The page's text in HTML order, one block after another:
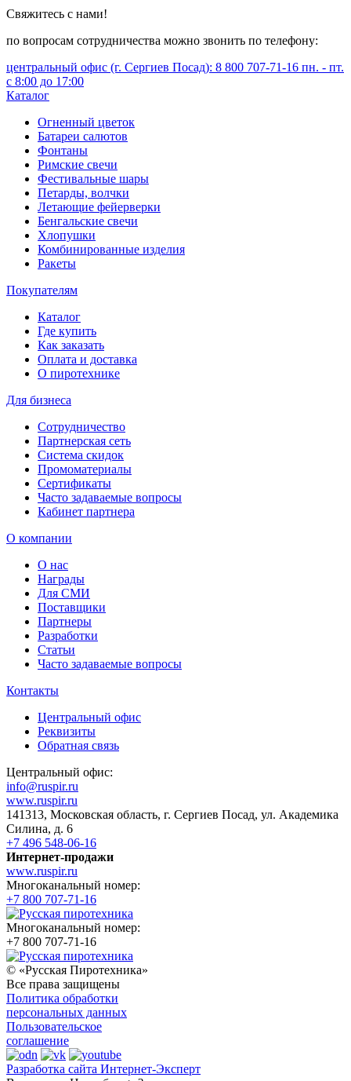
Свяжитесь с нами!
по вопросам сотрудничества можно звонить по телефону:
центральный офис (г. Сергиев Посад): 8 800 707-71-16 пн. - пт.
с 8:00 до 17:00
Каталог
Огненный цветок
Батареи салютов
Фонтаны
Римские свечи
Фестивальные шары
Петарды, волчки
Летающие фейерверки
Бенгальские свечи
Хлопушки
Комбинированные изделия
Ракеты
Покупателям
Каталог
Где купить
Как заказать
Оплата и доставка
О пиротехнике
Для бизнеса
Сотрудничество
Партнерская сеть
Система скидок
Промоматериалы
Сертификаты
Часто задаваемые вопросы
Кабинет партнера
О компании
О нас
Награды
Для СМИ
Поставщики
Партнеры
Разработки
Статьи
Часто задаваемые вопросы
Контакты
Центральный офис
Реквизиты
Обратная связь
Центральный офис:
info@ruspir.ru
www.ruspir.ru
141313, Московская область, г. Сергиев Посад, ул. Академика
Силина, д. 6
+7 496 548-06-16
Интернет-продажи
www.ruspir.ru
Многоканальный номер:
+7 800 707-71-16
Многоканальный номер:
+7 800 707-71-16
© «Русская Пиротехника»
Все права защищены
Политика обработки
персональных данных
Пользовательское
соглашение
Разработка сайта Интернет-Эксперт